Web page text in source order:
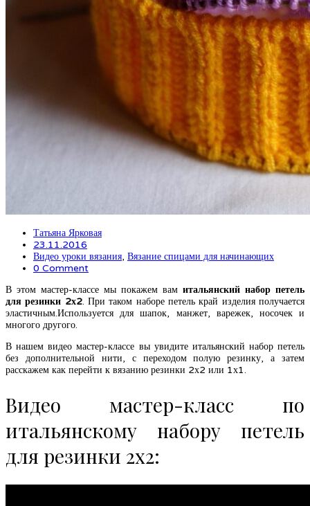
Татьяна Ярковая
23.11.2016
Видео уроки вязания, Вязание спицами для начинающих
0 Comment
В этом мастер-классе мы покажем вам итальянский набор петель
для резинки 2х2. При таком наборе петель край изделия получается
эластичным.Используется для шапок, манжет, варежек, носочек и
многого другого.
В нашем видео мастер-классе вы увидите итальянский набор петель
без дополнительной нити, с переходом полую резинку, а затем
расскажем как перейти к вязанию резинки 2х2 или 1х1.
Видео мастер-класс по
итальянскому набору петель
для резинки 2х2: